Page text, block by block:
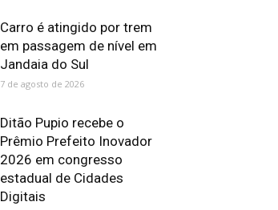
Carro é atingido por trem
em passagem de nível em
Jandaia do Sul
7 de agosto de 2026
Ditão Pupio recebe o
Prêmio Prefeito Inovador
2026 em congresso
estadual de Cidades
Digitais